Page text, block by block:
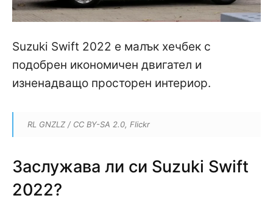
Suzuki Swift 2022 е малък хечбек с
подобрен икономичен двигател и
изненадващо просторен интериор.
RL GNZLZ / CC BY-SA 2.0, Flickr
Заслужава ли си Suzuki Swift
2022?